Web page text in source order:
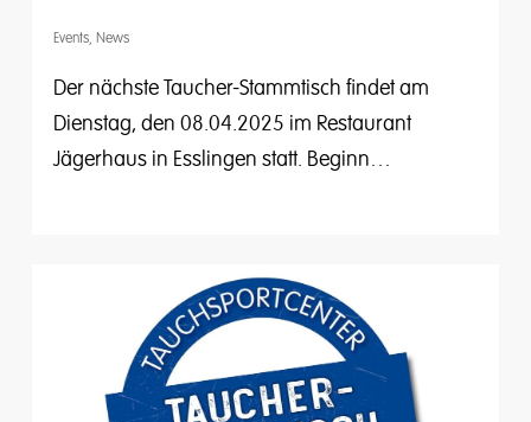
Events, News
Der nächste Taucher-Stammtisch findet am
Dienstag, den 08.04.2025 im Restaurant
Jägerhaus in Esslingen statt. Beginn…